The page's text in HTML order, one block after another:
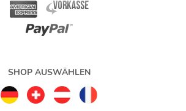
SHOP AUSWÄHLEN